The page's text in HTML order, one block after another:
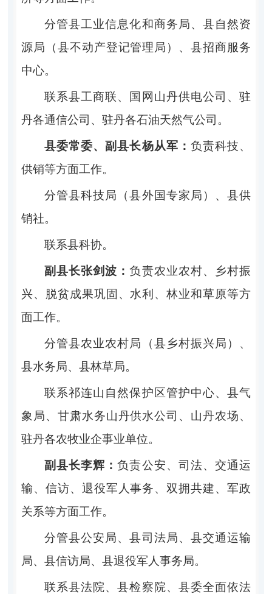
分管县工业信息化和商务局、县自然资
源局（县不动产登记管理局）、县招商服务
中心。
联系县工商联、国网山丹供电公司、驻
丹各通信公司、驻丹各石油天然气公司。
县委常委、副县长杨从军： 负责科技、
供销等方面工作。
分管县科技局（县外国专家局）、县供
销社。
联系县科协。
副县长张剑波：负责农业农村、乡村振
兴、脱贫成果巩固、水利、林业和草原等方
面工作。
分管县农业农村局（县乡村振兴局）、
县水务局、县林草局。
联系祁连山自然保护区管护中心、县气
象局、甘肃水务山丹供水公司、山丹农场、
驻丹各农牧业企事业单位。
副县长李辉：负责公安、司法、交通运
输、信访、退役军人事务、双拥共建、军政
关系等方面工作。
分管县公安局、县司法局、县交通运输
局、县信访局、县退役军人事务局。
联系县法院、县检察院、县委全面依法